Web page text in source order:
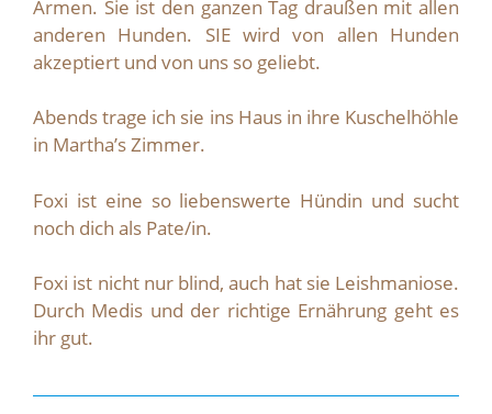
Armen. Sie ist den ganzen Tag draußen mit allen
anderen Hunden. SIE wird von allen Hunden
akzeptiert und von uns so geliebt.
Abends trage ich sie ins Haus in ihre Kuschelhöhle
in Martha’s Zimmer.
Foxi ist eine so liebenswerte Hündin und sucht
noch dich als Pate/in.
Foxi ist nicht nur blind, auch hat sie Leishmaniose.
Durch Medis und der richtige Ernährung geht es
ihr gut.